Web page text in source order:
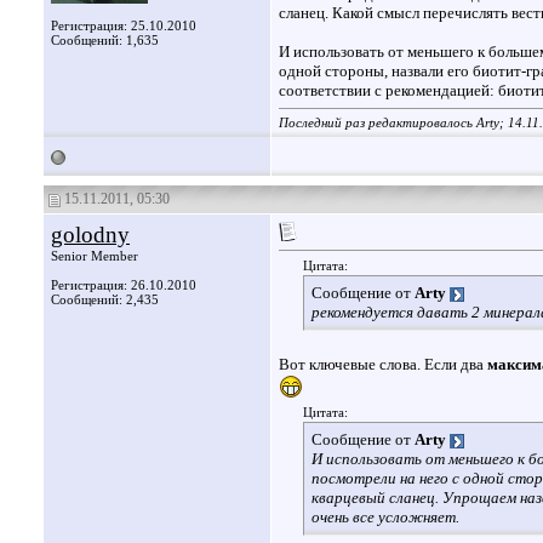
Регистрация: 25.10.2010
Сообщений: 1,635
сланец. Какой смысл перечислять
И использовать от меньшего к
одной стороны, назвали его биотит-
соответствии с рекомендацией:
Последний раз редактировалось Arty;
15.11.2011, 05:30
golodny
Senior Member
Регистрация: 26.10.2010
Сообщений: 2,435
Цитата:
Сообщение от Arty
рекомендуется давать 2
Вот ключевые слова. Если два
Цитата:
Сообщение от Arty
И использовать от меньшего к
посмотрели на него с одной
кварцевый сланец. Упрощаем
очень все усложняет.